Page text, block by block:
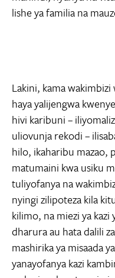
lishe ya familia na
Lakini, kama wakimbizi
haya yalijengwa
hivi karibuni –
uliovunja rekodi –
hilo, ikaharibu mazao,
matumaini kwa usiku
tuliyofanya na
nyingi zilipoteza kila
kilimo, na miezi ya
dharura au hata dalili
mashirika ya misaada
yanayofanya kazi